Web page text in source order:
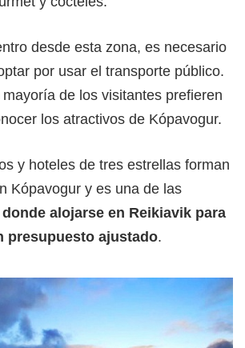
desde esta zona, es necesario
por usar el transporte público.
de los visitantes prefieren
los atractivos de Kópavogur.
y hoteles de tres estrellas forman
Kópavogur y es una de las
alojarse en Reikiavik para
presupuesto ajustado.